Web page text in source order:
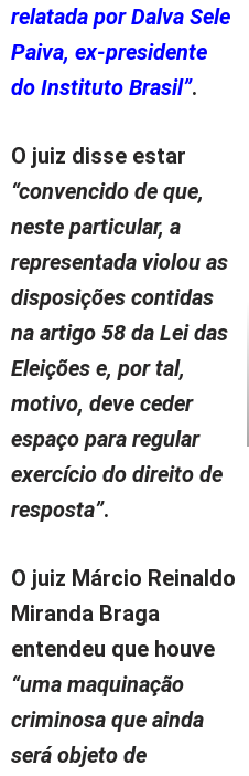
relatada por Dalva Sele
Paiva, ex-presidente
do Instituto Brasil”.
O juiz disse estar
“convencido de que,
neste particular, a
representada violou as
disposições contidas
na artigo 58 da Lei das
Eleições e, por tal,
motivo, deve ceder
espaço para regular
exercício do direito de
resposta”.
O juiz Márcio Reinaldo
Miranda Braga
entendeu que houve
“uma maquinação
criminosa que ainda
será objeto de